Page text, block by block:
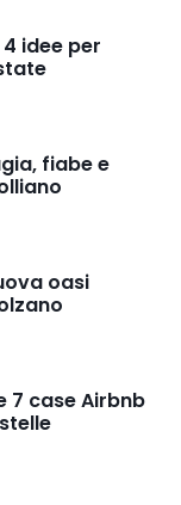
idee per
fiabe e
oasi
7 case Airbnb